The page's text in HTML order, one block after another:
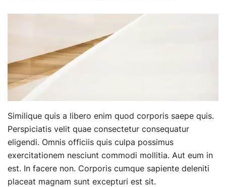
Similique quis a libero enim quod corporis saepe quis.
Perspiciatis velit quae consectetur consequatur
eligendi. Omnis officiis quis culpa possimus
exercitationem nesciunt commodi mollitia. Aut eum in
est. In facere non. Corporis cumque sapiente deleniti
placeat magnam sunt excepturi est sit.